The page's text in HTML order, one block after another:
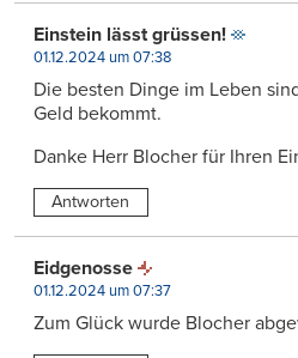
Einstein lässt grüssen!
01.12.2024 um 07:38
Die besten Dinge im Leben
Geld bekommt.
Danke Herr Blocher für Ihren
Antworten
Eidgenosse
01.12.2024 um 07:37
Zum Glück wurde Blocher